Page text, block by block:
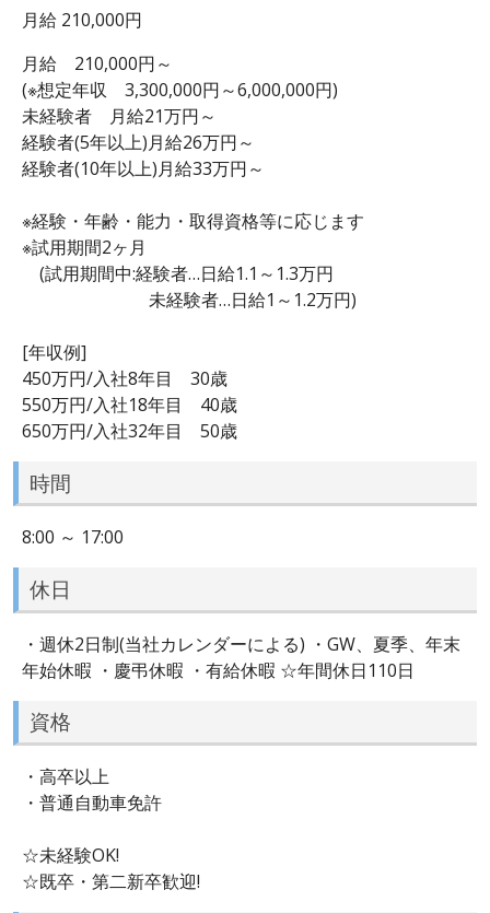
月給 210,000円
月給 210,000円～
(※想定年収 3,300,000円～6,000,000円)
未経験者 月給21万円～
経験者(5年以上)月給26万円～
経験者(10年以上)月給33万円～
※経験・年齢・能力・取得資格等に応じます
※試用期間2ヶ月
(試用期間中:経験者…日給1.1～1.3万円
未経験者…日給1～1.2万円)
[年収例]
450万円/入社8年目 30歳
550万円/入社18年目 40歳
650万円/入社32年目 50歳
時間
8:00 ～ 17:00
休日
・週休2日制(当社カレンダーによる) ・GW、夏季、年末
年始休暇 ・慶弔休暇 ・有給休暇 ☆年間休日110日
資格
・高卒以上
・普通自動車免許
☆未経験OK!
☆既卒・第二新卒歓迎!